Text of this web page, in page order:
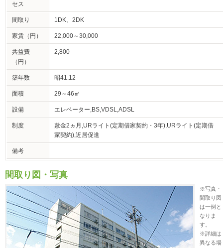
セス
間取り 1DK、2DK
家賃（円） 22,000～30,000
共益費
（円）
2,800
築年数 昭41.12
面積 29～46㎡
設備 エレベーター,BS,VDSL,ADSL
制度
敷金2ヵ月,URライト(定期借家契約・3年),URライト(定期借
家契約),近居促進
備考
間取り図・写真
※写真・
間取り図
は一例と
なりま
す。
※詳細は
異なる場